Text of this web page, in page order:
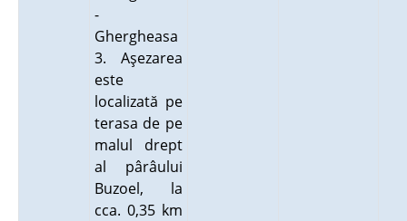
-
Ghergheasa
3. Aşezarea
este
localizată pe
terasa de pe
malul drept
al pârâului
Buzoel, la
cca. 0,35 km